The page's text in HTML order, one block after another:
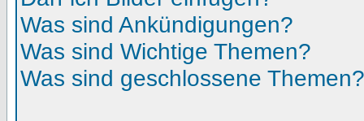
Was sind Ankündigungen?
Was sind Wichtige Themen?
Was sind geschlossene Themen?